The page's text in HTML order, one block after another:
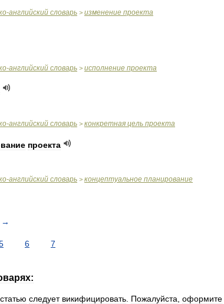
-английский словарь > изменение проекта
-английский словарь > исполнение проекта
-английский словарь > конкретная цель проекта
проекта
-английский словарь > концептуальное планирование
→
6 7
статью следует викифицировать Пожалуйста оформите